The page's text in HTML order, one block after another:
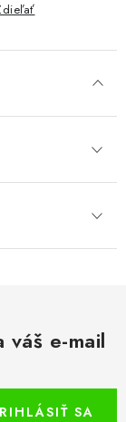
váš e-mail
SA